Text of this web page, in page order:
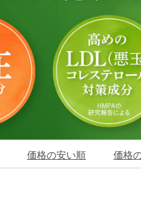
価格の安い順 価格